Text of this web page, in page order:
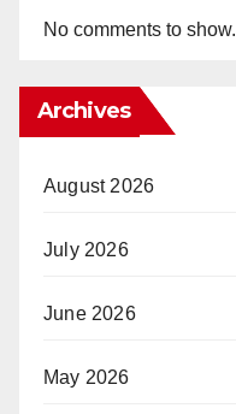
No comments to show.
Archives
August 2026
July 2026
June 2026
May 2026